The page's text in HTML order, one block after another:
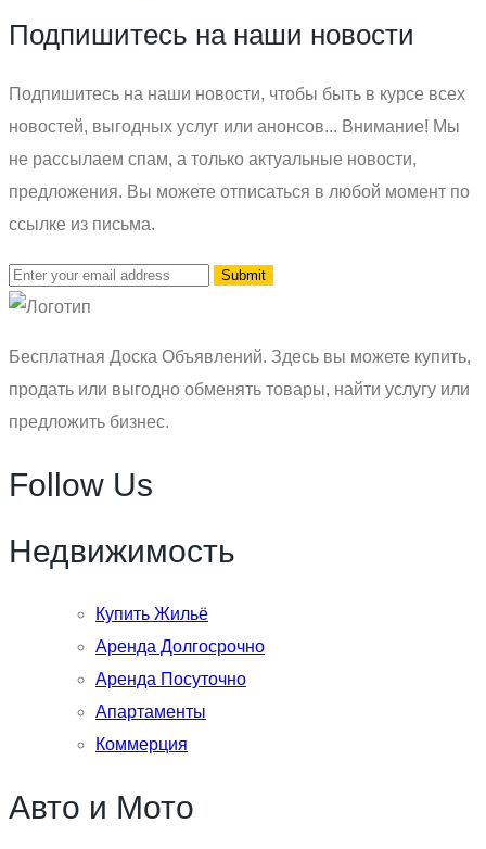
Подпишитесь на наши новости
Подпишитесь на наши новости, чтобы быть в курсе всех
новостей, выгодных услуг или анонсов... Внимание! Мы
не рассылаем спам, а только актуальные новости,
предложения. Вы можете отписаться в любой момент по
ссылке из письма.
Бесплатная Доска Объявлений. Здесь вы можете купить,
продать или выгодно обменять товары, найти услугу или
предложить бизнес.
Follow Us
Недвижимость
Купить Жильё
Аренда Долгосрочно
Аренда Посуточно
Апартаменты
Коммерция
Авто и Мото